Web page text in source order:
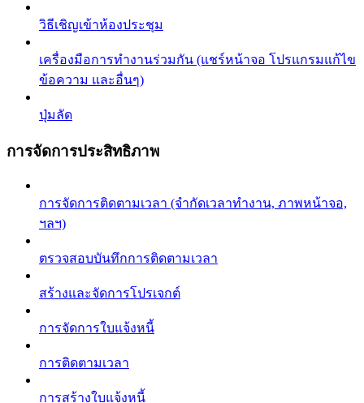
วิธีเชิญเข้าห้องประชุม
เครื่องมือการทำงานร่วมกัน (แชร์หน้าจอ โปรแกรมแก้ไข
ข้อความ และอื่นๆ)
ปุ่มลัด
การจัดการประสิทธิภาพ
การจัดการติดตามเวลา (จำกัดเวลาทำงาน, ภาพหน้าจอ,
ฯลฯ)
ตรวจสอบบันทึกการติดตามเวลา
สร้างและจัดการโปรเจกต์
การจัดการใบแจ้งหนี้
การติดตามเวลา
การสร้างใบแจ้งหนี้